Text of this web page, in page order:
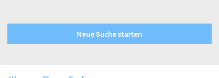
Neue Suche starten